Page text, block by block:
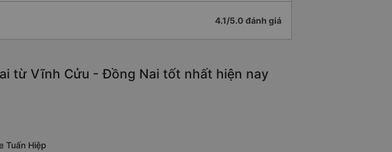
4.1/5.0 đánh giá
từ Vĩnh Cửu - Đồng Nai tốt nhất hiện nay
Tuấn Hiệp